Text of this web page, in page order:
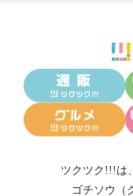
ツクツク!!!は、
ゴチソウ（